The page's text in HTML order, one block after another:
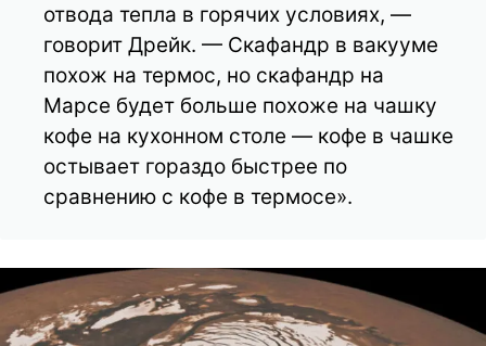
отвода тепла в горячих условиях, —
говорит Дрейк. — Скафандр в вакууме
похож на термос, но скафандр на
Марсе будет больше похоже на чашку
кофе на кухонном столе — кофе в чашке
остывает гораздо быстрее по
сравнению с кофе в термосе».